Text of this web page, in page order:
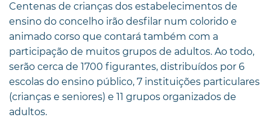
Centenas de crianças dos estabelecimentos de
ensino do concelho irão desfilar num colorido e
animado corso que contará também com a
participação de muitos grupos de adultos. Ao todo,
serão cerca de 1700 figurantes, distribuídos por 6
escolas do ensino público, 7 instituições particulares
(crianças e seniores) e 11 grupos organizados de
adultos.